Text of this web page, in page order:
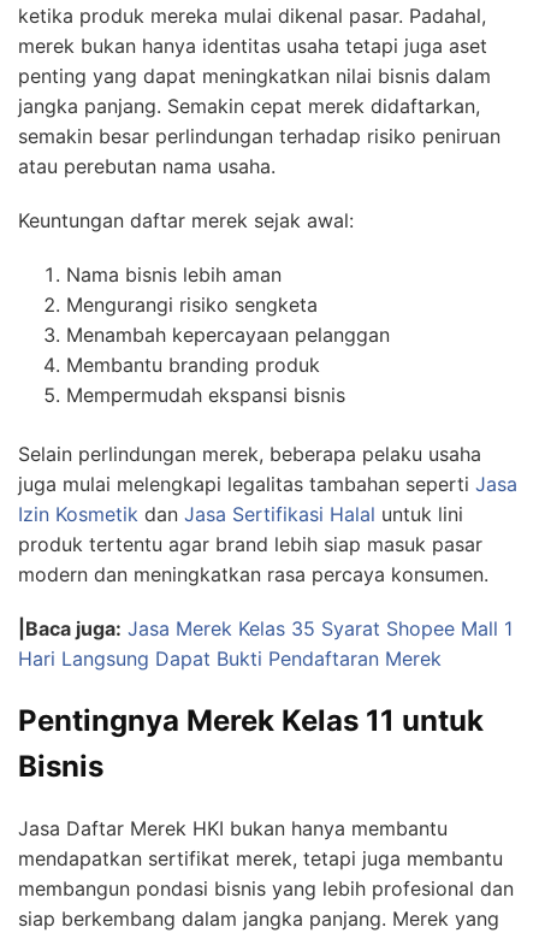
ketika produk mereka mulai dikenal pasar. Padahal,
merek bukan hanya identitas usaha tetapi juga aset
penting yang dapat meningkatkan nilai bisnis dalam
jangka panjang. Semakin cepat merek didaftarkan,
semakin besar perlindungan terhadap risiko peniruan
atau perebutan nama usaha.
Keuntungan daftar merek sejak awal:
Nama bisnis lebih aman
Mengurangi risiko sengketa
Menambah kepercayaan pelanggan
Membantu branding produk
Mempermudah ekspansi bisnis
Selain perlindungan merek, beberapa pelaku usaha
juga mulai melengkapi legalitas tambahan seperti Jasa
Izin Kosmetik dan Jasa Sertifikasi Halal untuk lini
produk tertentu agar brand lebih siap masuk pasar
modern dan meningkatkan rasa percaya konsumen.
|Baca juga: Jasa Merek Kelas 35 Syarat Shopee Mall 1
Hari Langsung Dapat Bukti Pendaftaran Merek
Pentingnya Merek Kelas 11 untuk
Bisnis
Jasa Daftar Merek HKI bukan hanya membantu
mendapatkan sertifikat merek, tetapi juga membantu
membangun pondasi bisnis yang lebih profesional dan
siap berkembang dalam jangka panjang. Merek yang